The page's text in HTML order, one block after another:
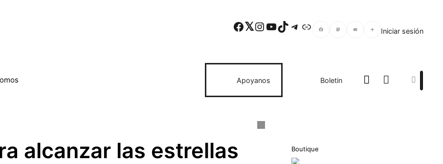
Facebook Twitter Instagram YouTube TikTok Telegram Enlace Iniciar sesión
Apoyanos Boletin
alcanzar las estrellas Boutique